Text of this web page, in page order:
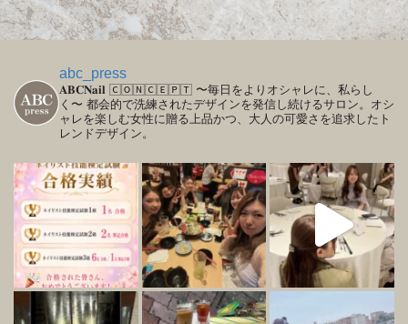
abc_press
𝐀𝐁𝐂𝐍𝐚𝐢𝐥 🄲🄾🄽🄲🄴🄿🅃 〜毎日をよりオシャレに、私らし
く〜 都会的で洗練されたデザインを発信し続けるサロン。オシ
ャレを楽しむ女性に贈る上品かつ、大人の可愛さを追求したト
レンドデザイン。